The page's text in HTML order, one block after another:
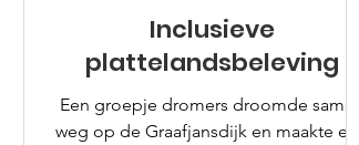
Inclusieve
plattelandsbeleving
Een groepje dromers droomde samen
weg op de Graafjansdijk en maakte een